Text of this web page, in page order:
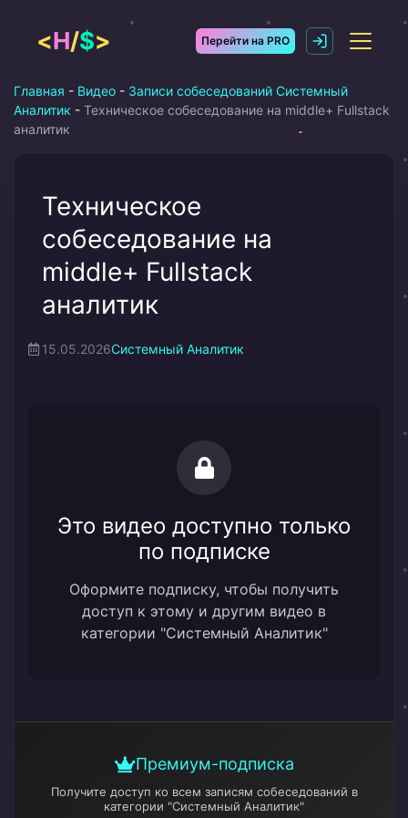
содержимому
<H/$> Перейти на PRO
Главная - Видео - Записи собеседований Системный
Аналитик - Техническое собеседование на middle+ Fullstack
аналитик
Техническое
собеседование на
middle+ Fullstack
аналитик
15.05.2026Системный Аналитик
Это видео доступно только
по подписке
Оформите подписку, чтобы получить
доступ к этому и другим видео в
категории "Системный Аналитик"
Премиум-подписка
Получите доступ ко всем записям собеседований в
категории "Системный Аналитик"